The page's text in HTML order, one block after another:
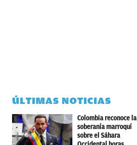
ÚLTIMAS NOTICIAS
Colombia reconoce la
soberanía marroquí
sobre el Sáhara